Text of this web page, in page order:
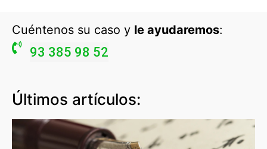
Cuéntenos su caso y le ayudaremos:
93 385 98 52
Últimos artículos: